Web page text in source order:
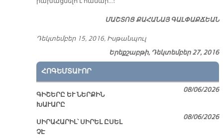
ՄԱՇ­ՏՈՑ ՔԱ­ՀԱ­ՆԱՅ ԳԱԼ­ՓԱՔ­ՃԵԱՆ
Դեկ­տեմ­բեր 15, 2016, Իս­թան­պուլ
Երեքշաբթի, Դեկտեմբեր 27, 2016
ՀՈԳԵՄՏԱՒՈՐ
ԳԻՇԵՐԸ ԵՒ ՆԵՐՔԻՆ
ԽԱՒԱՐԸ
08/06/2026
ՍԻՐԱՀԱՐԻԼ՝ ՍԻՐԵԼ ԸՍԵԼ
ՉԷ
08/06/2026